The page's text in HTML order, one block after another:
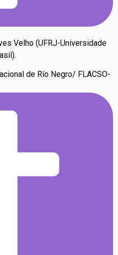
Velho (UFRJ-Universidade
de Río Negro/ FLACSO-